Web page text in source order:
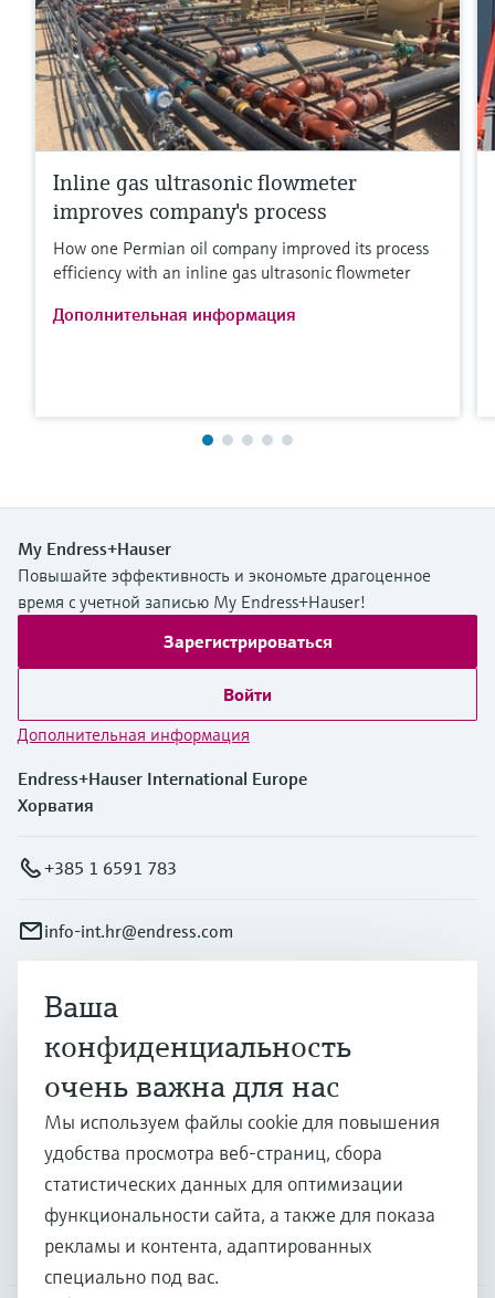
Inline gas ultrasonic flowmeter
improves company's process
How one Permian oil company improved its process
efficiency with an inline gas ultrasonic flowmeter
Дополнительная информация
My Endress+Hauser
Повышайте эффективность и экономьте драгоценное
время с учетной записью My Endress+Hauser!
Зарегистрироваться
Войти
Дополнительная информация
Endress+Hauser International Europe
Хорватия
+385 1 6591 783
info-int.hr@endress.com
Продукты и услуги
Отрасли
Поддержка
Компания
Ваша
конфиденциальность
очень важна для нас
Мы используем файлы cookie для повышения
удобства просмотра веб-страниц, сбора
статистических данных для оптимизации
функциональности сайта, а также для показа
рекламы и контента, адаптированных
специально под вас.